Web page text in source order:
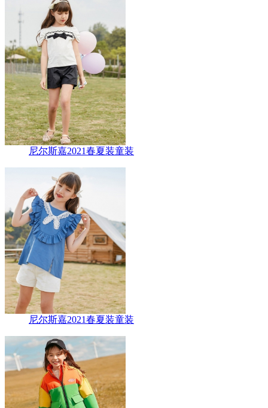
尼尔斯嘉2021春夏装童装
尼尔斯嘉2021春夏装童装